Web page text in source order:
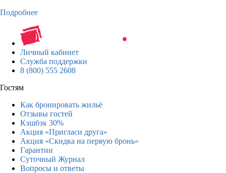
Подробнее
Личный кабинет
Служба поддержки
8 (800) 555 2608
Гостям
Как бронировать жильё
Отзывы гостей
Кэшбэк 30%
Акция «Пригласи друга»
Акция «Скидка на первую бронь»
Гарантии
Суточный Журнал
Вопросы и ответы